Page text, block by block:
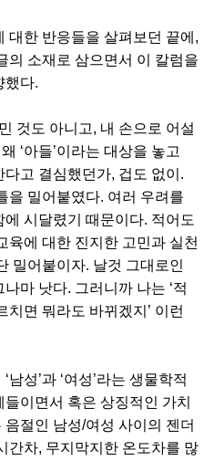
대한 반응들을 살펴보던 끝에,
의 소재로 삼으면서 이 칼럼을
했다.
것도 아니고, 내 손으로 어설
‘아들’이라는 대상을 놓고
다고 결심했던가, 겁도 없이.
을 밀어붙였다. 여러 우려를
시달렸기 때문이다. 적어도
육에 대한 진지한 고민과 실천
밀어붙이자. 날것 그대로인
마 낫다. 그러니까 나는 ‘적
면 뭐라도 바뀌겠지’ 이런
성’과 ‘여성’라는 생물학적
이면서 혹은 상징적인 가치
절인 남성/여성 사이의 젠더
간차, 무지막지한 온도차를 많